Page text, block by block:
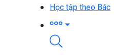
Học tập theo Bác